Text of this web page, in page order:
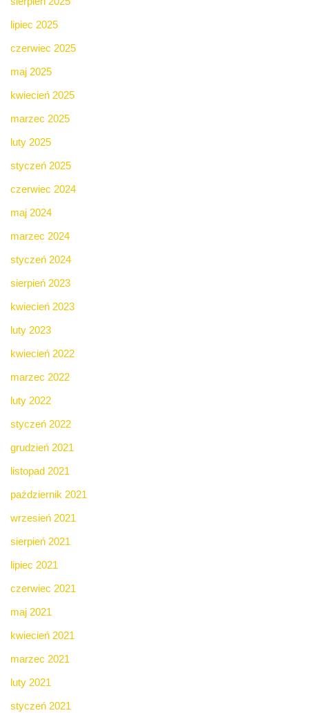
lipiec 2025
czerwiec 2025
maj 2025
kwiecień 2025
marzec 2025
luty 2025
styczeń 2025
czerwiec 2024
maj 2024
marzec 2024
styczeń 2024
sierpień 2023
kwiecień 2023
luty 2023
kwiecień 2022
marzec 2022
luty 2022
styczeń 2022
grudzień 2021
listopad 2021
październik 2021
wrzesień 2021
sierpień 2021
lipiec 2021
czerwiec 2021
maj 2021
kwiecień 2021
marzec 2021
luty 2021
styczeń 2021